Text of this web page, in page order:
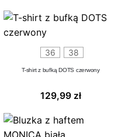
36 38
T-shirt z bufką DOTS czerwony
129,99 zł